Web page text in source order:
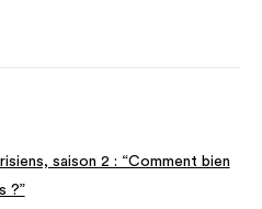
saison 2 : “Comment bien
?”